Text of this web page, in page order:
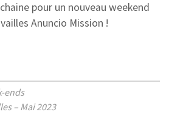
pour un nouveau weekend
Anuncio Mission !
ends
– Mai 2023